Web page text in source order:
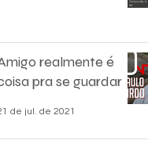
realmente é
pra se guardar
de jul. de 2021